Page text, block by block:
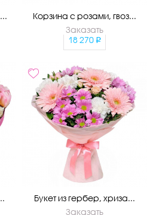
Корзина с розами, гвоз...
Заказать
18 270
Букет из гербер, хриза...
Заказать